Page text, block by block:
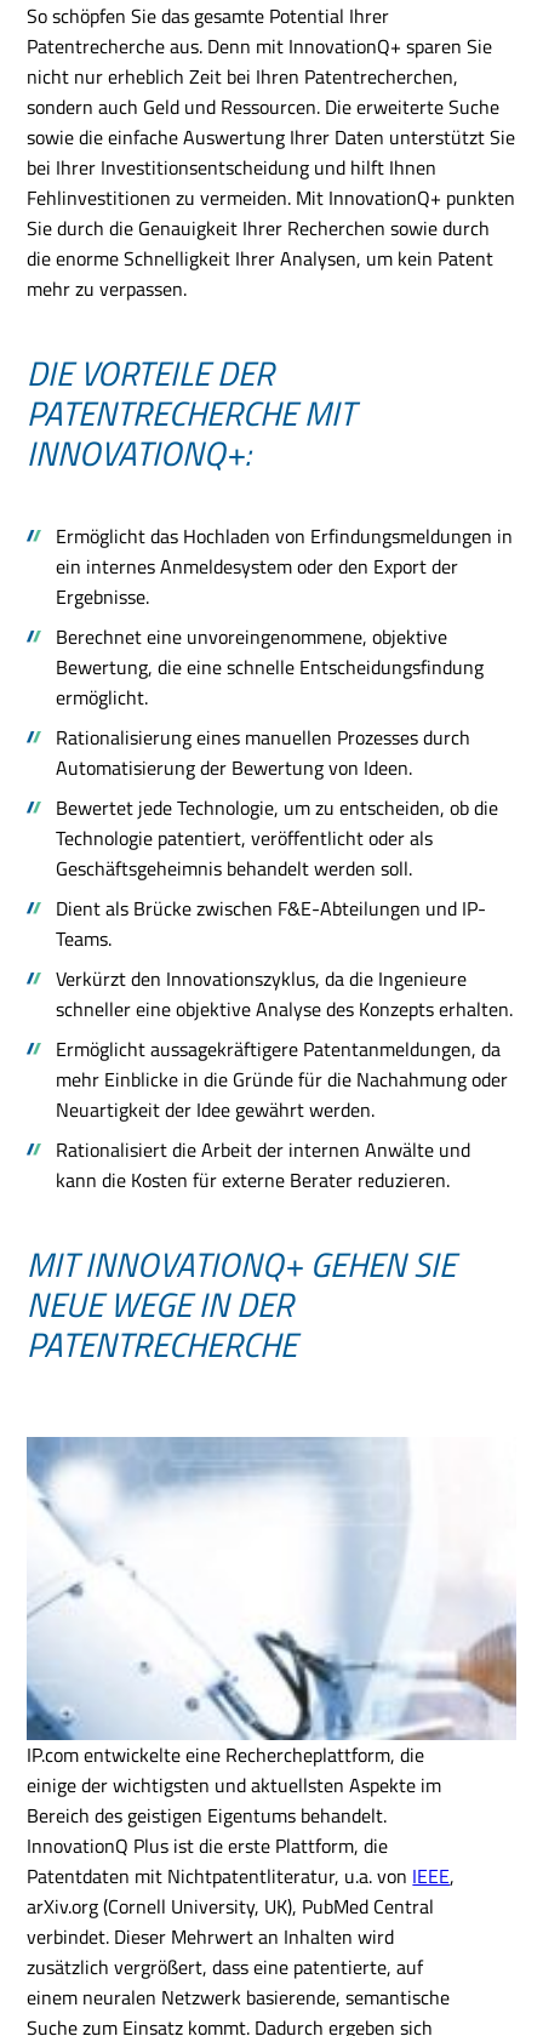
So schöpfen Sie das gesamte Potential Ihrer
Patentrecherche aus. Denn mit InnovationQ+ sparen Sie
nicht nur erheblich Zeit bei Ihren Patentrecherchen,
sondern auch Geld und Ressourcen. Die erweiterte Suche
sowie die einfache Auswertung Ihrer Daten unterstützt Sie
bei Ihrer Investitionsentscheidung und hilft Ihnen
Fehlinvestitionen zu vermeiden. Mit InnovationQ+ punkten
Sie durch die Genauigkeit Ihrer Recherchen sowie durch
die enorme Schnelligkeit Ihrer Analysen, um kein Patent
mehr zu verpassen.
DIE VORTEILE DER
PATENTRECHERCHE MIT
INNOVATIONQ+:
Ermöglicht das Hochladen von Erfindungsmeldungen in
ein internes Anmeldesystem oder den Export der
Ergebnisse.
Berechnet eine unvoreingenommene, objektive
Bewertung, die eine schnelle Entscheidungsfindung
ermöglicht.
Rationalisierung eines manuellen Prozesses durch
Automatisierung der Bewertung von Ideen.
Bewertet jede Technologie, um zu entscheiden, ob die
Technologie patentiert, veröffentlicht oder als
Geschäftsgeheimnis behandelt werden soll.
Dient als Brücke zwischen F&E-Abteilungen und IP-
Teams.
Verkürzt den Innovationszyklus, da die Ingenieure
schneller eine objektive Analyse des Konzepts erhalten.
Ermöglicht aussagekräftigere Patentanmeldungen, da
mehr Einblicke in die Gründe für die Nachahmung oder
Neuartigkeit der Idee gewährt werden.
Rationalisiert die Arbeit der internen Anwälte und
kann die Kosten für externe Berater reduzieren.
MIT INNOVATIONQ+ GEHEN SIE
NEUE WEGE IN DER
PATENTRECHERCHE
IP.com entwickelte eine Rechercheplattform, die
einige der wichtigsten und aktuellsten Aspekte im
Bereich des geistigen Eigentums behandelt.
InnovationQ Plus ist die erste Plattform, die
Patentdaten mit Nichtpatentliteratur, u.a. von IEEE,
arXiv.org (Cornell University, UK), PubMed Central
verbindet. Dieser Mehrwert an Inhalten wird
zusätzlich vergrößert, dass eine patentierte, auf
einem neuralen Netzwerk basierende, semantische
Suche zum Einsatz kommt. Dadurch ergeben sich